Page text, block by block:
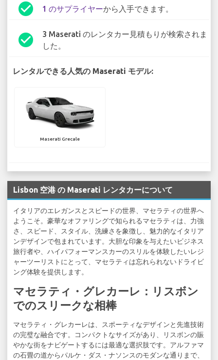
check_circle 1 のサプライヤーから入手できます。
check_circle
3 Maserati のレンタカー見積もりが検索されま
した。
レンタルできる人気の Maserati モデル:
Maserati Grecale
Lisbon 空港 の Maserati レンタカーについて
イタリアのエレガンスとスピードの世界、マセラティの世界へ
ようこそ。豪華なオファリングで知られるマセラティは、力強
さ、スピード、スタイル、洗練さを象徴し、魅力的なイタリア
ンデザインで包まれています。大胆な印象を与えたいビジネス
旅行者や、ハイパフォーマンスカーのスリルを体験したいレジ
ャーツーリストにとって、マセラティは忘れられないドライビ
ング体験を提供します。
マセラティ・グレカーレ：リスボン
でのスリークな相棒
マセラティ・グレカーレは、スポーティなデザインと先進技術
の完璧な融合です。コンパクトなサイズがあり、リスボンの賑
やかな街をナビゲートするには最適な選択肢です。アルファマ
の石畳の道からパルケ・ダス・ナソンスのモダンな通りまで、